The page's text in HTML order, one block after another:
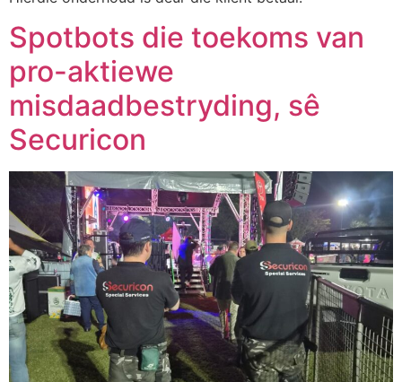
Spotbots die toekoms van
pro-aktiewe
misdaadbestryding, sê
Securicon